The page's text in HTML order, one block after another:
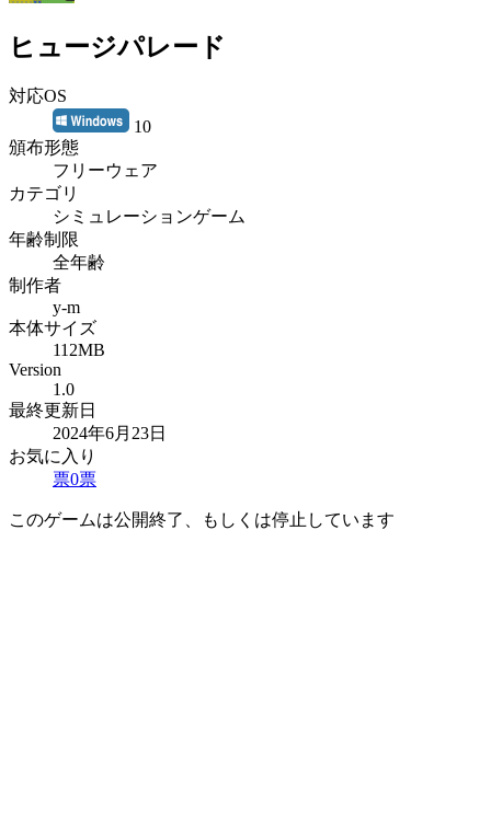
ヒュージパレード
対応OS
10
頒布形態
フリーウェア
カテゴリ
シミュレーションゲーム
年齢制限
全年齢
制作者
y-m
本体サイズ
112MB
Version
1.0
最終更新日
2024年6月23日
お気に入り
票0票
このゲームは公開終了、もしくは停止しています